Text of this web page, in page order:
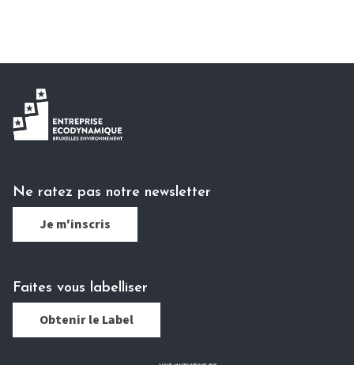
Ne ratez pas notre newsletter
Je m'inscris
Faites vous labelliser
Obtenir le Label